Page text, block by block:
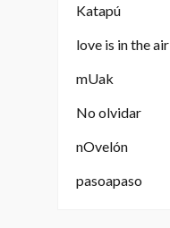
Katapú
love is in the air
mUak
No olvidar
nOvelón
pasoapaso